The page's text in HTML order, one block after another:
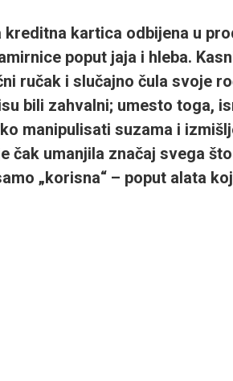
kartica odbijena u
poput jaja i hleba.
ručak i slučajno čula svoje
bili zahvalni; umesto toga,
manipulisati suzama i
čak umanjila značaj svega
„korisna“ – poput alata